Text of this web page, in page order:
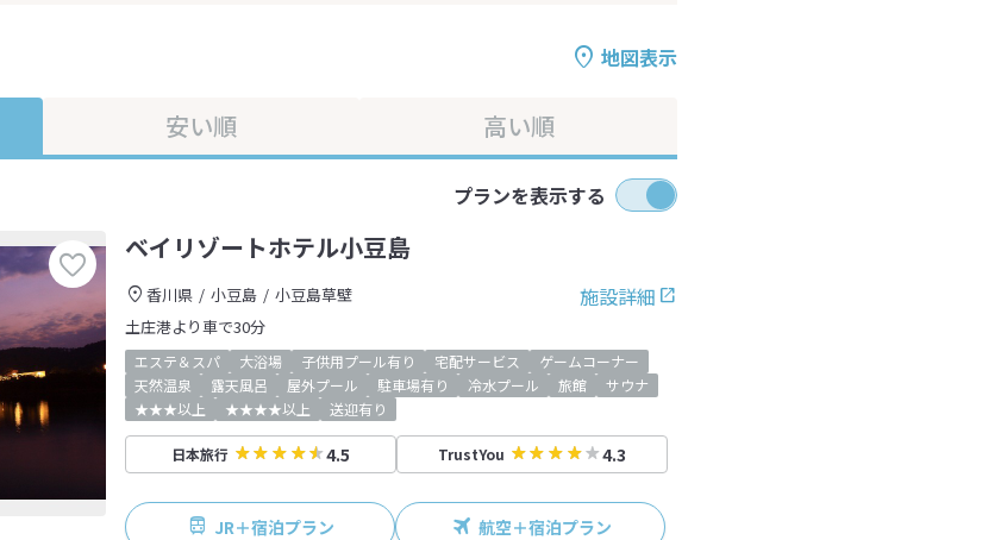
地図表示
安い順 高い順
プランを表示する
ベイリゾートホテル小豆島
施設詳細
香川県 小豆島
小豆島草壁
土庄港より車で30分
エステ＆スパ 大浴場 子供用プール有り 宅配サービス
ゲームコーナー
天然温泉
露天風呂 屋外プール 駐車場有り 冷水プール 旅館
サウナ
★★★以上
★★★★以上 送迎有り
日本旅行 4.5 TrustYou 4.3
JR＋宿泊プラン 航空＋宿泊プラン